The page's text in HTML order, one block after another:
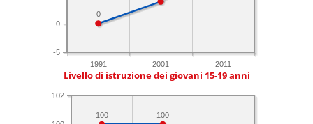
1991 2001 2011
-5
0
0
Livello di istruzione dei giovani 15-19 anni
102
100
100